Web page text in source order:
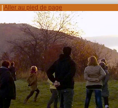
Aller au pied de page